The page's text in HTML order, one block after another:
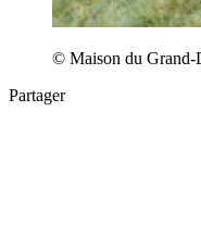
© Maison du
Partager